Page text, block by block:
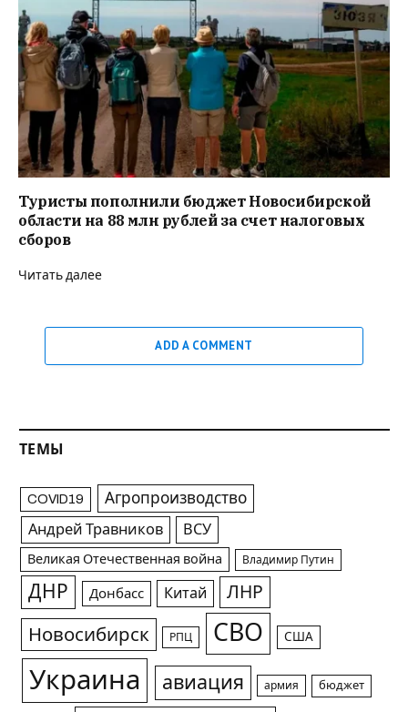
Туристы пополнили бюджет Новосибирской
области на 88 млн рублей за счет налоговых
сборов
Читать далее
ADD A COMMENT
ТЕМЫ
COVID19 Агропроизводство
Андрей Травников ВСУ
Великая Отечественная война Владимир Путин
ДНР Донбасс Китай ЛНР
Новосибирск РПЦ СВО США
Украина авиация армия бюджет